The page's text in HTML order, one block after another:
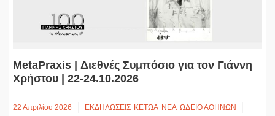
MetaPraxis | Διεθνές Συμπόσιο για τον Γιάννη
Χρήστου | 22-24.10.2026
22 Απριλίου 2026 ΕΚΔΗΛΩΣΕΙΣ ΚΕΤΩΑ ΝΕΑ ΩΔΕΙΟ ΑΘΗΝΩΝ